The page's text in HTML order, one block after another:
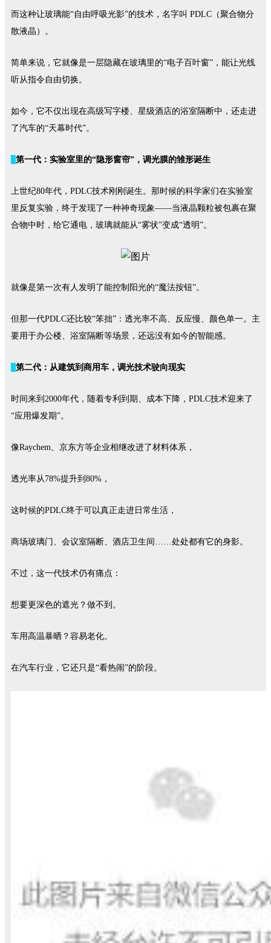
而这种让玻璃能“自由呼吸光影”的技术，名字叫 PDLC（聚合物分
散液晶）。
简单来说，它就像是一层隐藏在玻璃里的“电子百叶窗”，能让光线
听从指令自由切换。
如今，它不仅出现在高级写字楼、星级酒店的浴室隔断中，还走进
了汽车的“天幕时代”。
第一代：实验室里的“隐形窗帘” ， 调光膜的雏形诞生
上世纪80年代，PDLC技术刚刚诞生。那时候的科学家们在实验室
里反复实验，终于发现了一种神奇现象——当液晶颗粒被包裹在聚
合物中时，给它通电，玻璃就能从“雾状”变成“透明”。
就像是第一次有人发明了能控制阳光的“魔法按钮”。
但那一代PDLC还比较“笨拙”：透光率不高、反应慢、颜色单一。主
要用于办公楼、浴室隔断等场景，还远没有如今的智能感。
第二代：从建筑到商用车， 调光技术驶向现实
时间来到 2000年代，随着专利到期、成本下降，PDLC技术迎来了
“应用爆发期”。
像Raychem、京东方等企业相继改进了材料体系，
透光率从78%提升到80%，
这时候的PDLC终于可以真正走进日常生活 ，
商场玻璃门、会议室隔断、酒店卫生间 ……处处都有它的身影。
不过，这一代技术仍有痛点：
想要更深色的遮光？做不到。
车用高温暴晒？容易老化。
在汽车行业，它还只是“看热闹”的阶段。